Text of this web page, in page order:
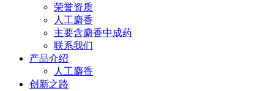
荣誉资质
人工麝香
主要含麝香中成药
联系我们
产品介绍
人工麝香
创新之路